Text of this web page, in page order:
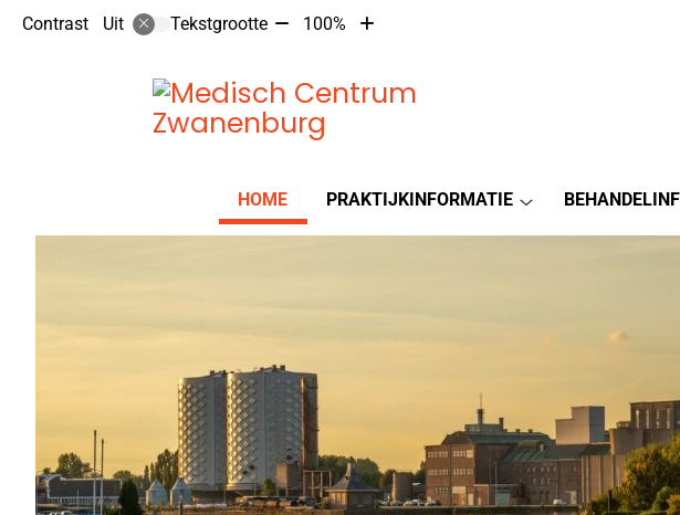
Contrast Uit Tekstgrootte Tekst
10%
100%
Tekst
10%
Hoofdmenu
HOME
PRAKTIJKINFORMATIE